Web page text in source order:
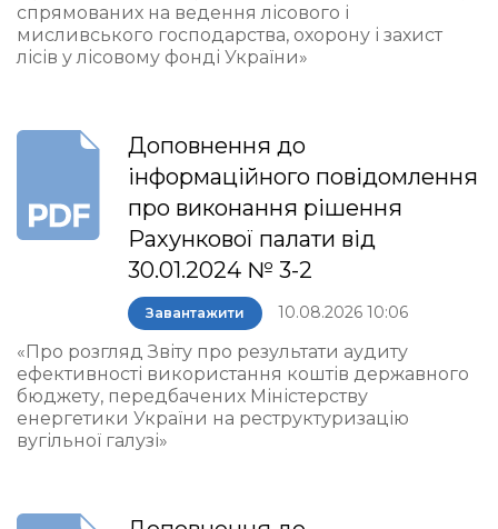
спрямованих на ведення лісового і
мисливського господарства, охорону і захист
лісів у лісовому фонді України»
Доповнення до
інформаційного повідомлення
про виконання рішення
Рахункової палати від
30.01.2024 № 3-2
Завантажити 10.08.2026 10:06
«Про розгляд Звіту про результати аудиту
ефективності використання коштів державного
бюджету, передбачених Міністерству
енергетики України на реструктуризацію
вугільної галузі»